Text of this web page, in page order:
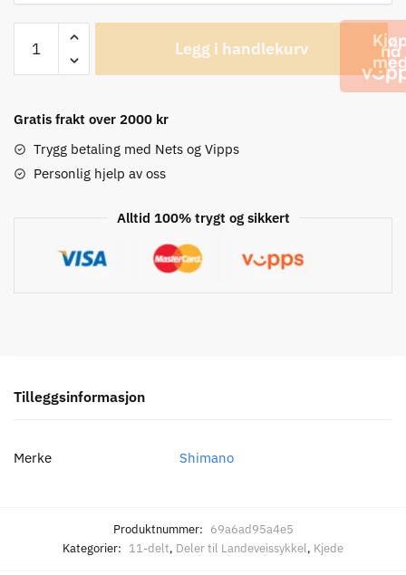
CN-
HG701,
delt
XT/Ultegra
Sykkelkjede
antall
Legg i handlekurv
Gratis frakt over 2000 kr
Trygg betaling med Nets og Vipps
Personlig hjelp av oss
Alltid 100% trygt og sikkert
Tilleggsinformasjon
Merke Shimano
Produktnummer: 69a6ad95a4e5
Kategorier: 11-delt, Deler til Landeveissykkel, Kjede